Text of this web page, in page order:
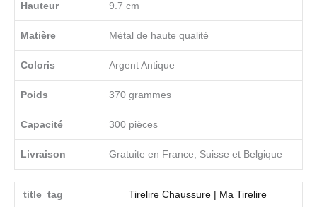
Hauteur 9.7 cm
Matière Métal de haute qualité
Coloris Argent Antique
Poids 370 grammes
Capacité 300 pièces
Livraison Gratuite en France, Suisse et Belgique
title_tag Tirelire Chaussure | Ma Tirelire